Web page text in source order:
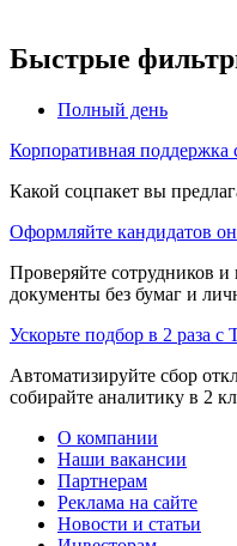
Быстрые
Полный день
Корпоративная поддержка
Какой соцпакет вы
Оформляйте кандидатов
Проверяйте сотрудников
документы без бумаг и
Ускорьте подбор в 2 раза с
Автоматизируйте сбор
собирайте аналитику в 2
О компании
Наши вакансии
Партнерам
Реклама на сайте
Новости и статьи